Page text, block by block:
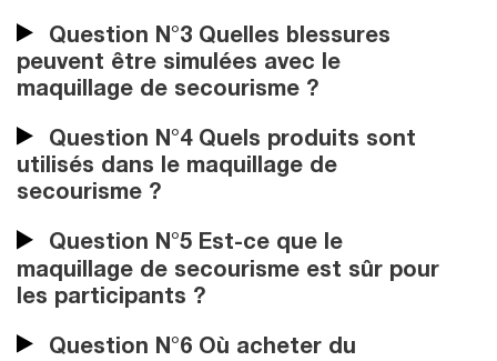
Question N°3 Quelles blessures
peuvent être simulées avec le
maquillage de secourisme ?
Question N°4 Quels produits sont
utilisés dans le maquillage de
secourisme ?
Question N°5 Est-ce que le
maquillage de secourisme est sûr pour
les participants ?
Question N°6 Où acheter du